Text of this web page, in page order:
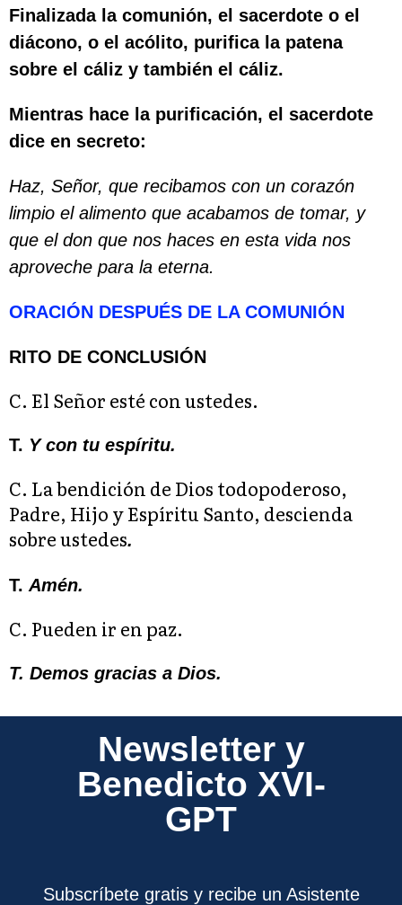
Finalizada la comunión, el sacerdote o el
diácono, o el acólito, purifica la patena
sobre el cáliz y también el cáliz.
Mientras hace la purificación, el sacerdote
dice en secreto:
Haz, Señor, que recibamos con un corazón
limpio el alimento que acabamos de tomar, y
que el don que nos haces en esta vida nos
aproveche para la eterna.
ORACIÓN DESPUÉS DE LA COMUNIÓN
RITO DE CONCLUSIÓN
C. El Señor esté con ustedes.
T. Y con tu espíritu.
C. La bendición de Dios todopoderoso,
Padre, Hijo y Espíritu Santo, descienda
sobre ustedes.
T. Amén.
C. Pueden ir en paz.
T. Demos gracias a Dios.
Newsletter y
Benedicto XVI-
GPT
Subscríbete gratis y recibe un Asistente